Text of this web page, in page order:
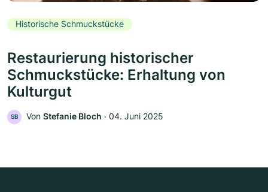
Historische Schmuckstücke
Restaurierung historischer
Schmuckstücke: Erhaltung von
Kulturgut
SB Von Stefanie Bloch ‧ 04. Juni 2025